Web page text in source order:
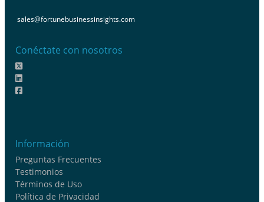
sales@fortunebusinessinsights.com
Conéctate con nosotros
Información
Preguntas Frecuentes
Testimonios
Términos de Uso
Política de Privacidad